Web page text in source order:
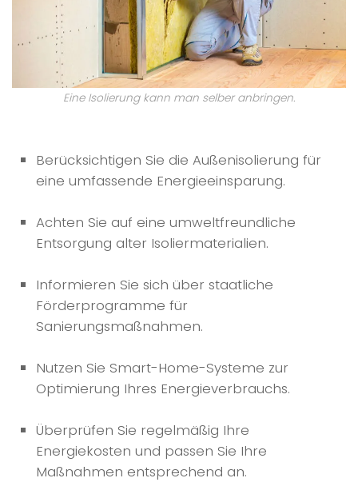
Eine Isolierung kann man selber anbringen.
Berücksichtigen Sie die Außenisolierung für
eine umfassende Energieeinsparung.
Achten Sie auf eine umweltfreundliche
Entsorgung alter Isoliermaterialien.
Informieren Sie sich über staatliche
Förderprogramme für
Sanierungsmaßnahmen.
Nutzen Sie Smart-Home-Systeme zur
Optimierung Ihres Energieverbrauchs.
Überprüfen Sie regelmäßig Ihre
Energiekosten und passen Sie Ihre
Maßnahmen entsprechend an.